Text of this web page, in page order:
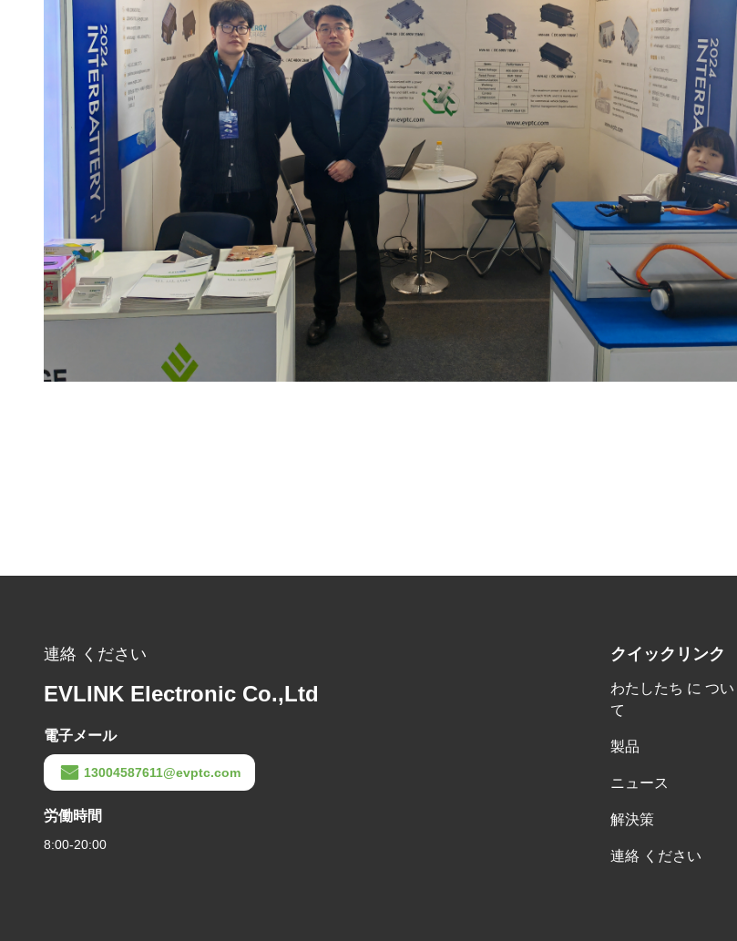
連絡 ください
EVLINK Electronic Co.,Ltd
電子メール
13004587611@evptc.com
労働時間
8:00-20:00
クイックリンク
わたしたち に つい
て
製品
ニュース
解決策
連絡 ください